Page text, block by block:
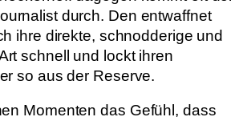
durch. Den entwaffnet
ihre direkte, schnodderige und
schnell und lockt ihren
so aus der Reserve.
Momenten das Gefühl, dass